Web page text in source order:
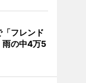
フレンド
の中4万5